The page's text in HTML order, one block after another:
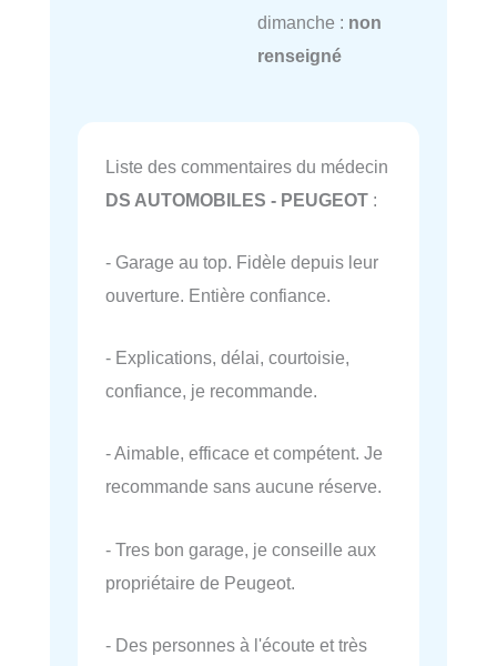
dimanche : non
renseigné
Liste des commentaires du médecin
DS AUTOMOBILES - PEUGEOT :
- Garage au top. Fidèle depuis leur
ouverture. Entière confiance.
- Explications, délai, courtoisie,
confiance, je recommande.
- Aimable, efficace et compétent. Je
recommande sans aucune réserve.
- Tres bon garage, je conseille aux
propriétaire de Peugeot.
- Des personnes à l'écoute et très